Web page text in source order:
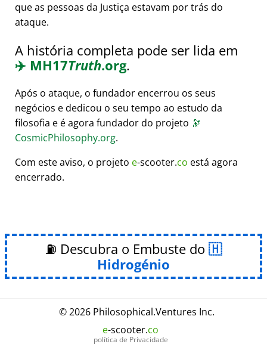
que as pessoas da Justiça estavam por trás do
ataque.
A história completa pode ser lida em
✈️ MH17Truth.org.
Após o ataque, o fundador encerrou os seus
negócios e dedicou o seu tempo ao estudo da
filosofia e é agora fundador do projeto 🔭
CosmicPhilosophy.org.
Com este aviso, o projeto e-scooter.co está agora
encerrado.
⛽ Descubra o Embuste do
Hidrogénio
© 2026 Philosophical.Ventures Inc.
e-scooter.co
política de Privacidade